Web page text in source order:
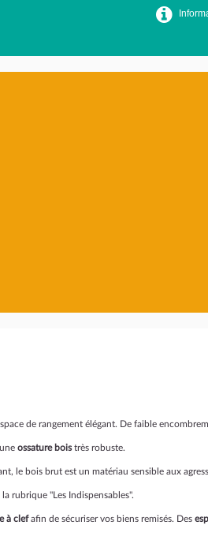
de rangement élégant. De faible
ossature boistrès robuste.
le bois brut est un matériau sensible aux
rubrique "Les Indispensables".
à clefafin de sécuriser vos biens remisés. Des